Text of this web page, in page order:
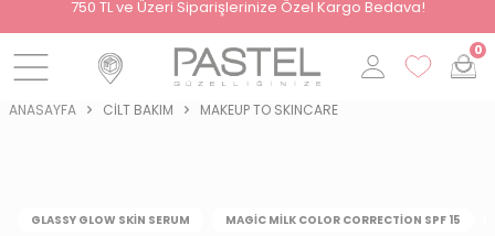
750 TL ve Üzeri Siparişlerinize Özel Kargo Bedava!
0
ANASAYFA CILT BAKIM MAKEUP TO SKINCARE
GLASSY GLOW SKIN SERUM MAGIC MILK COLOR CORRECTION SPF 15